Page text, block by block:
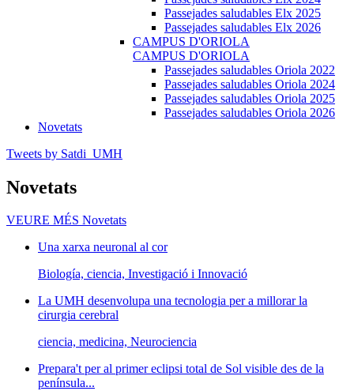
Passejades saludables Elx 2025
Passejades saludables Elx 2026
CAMPUS D'ORIOLA
CAMPUS D'ORIOLA
Passejades saludables Oriola 2022
Passejades saludables Oriola 2024
Passejades saludables Oriola 2025
Passejades saludables Oriola 2026
Novetats
Tweets by Satdi_UMH
Novetats
VEURE MÉS Novetats
Una xarxa neuronal al cor
Biología, ciencia, Investigació i Innovació
La UMH desenvolupa una tecnologia per a millorar la
cirurgia cerebral
ciencia, medicina, Neurociencia
Prepara't per al primer eclipsi total de Sol visible des de la
península...